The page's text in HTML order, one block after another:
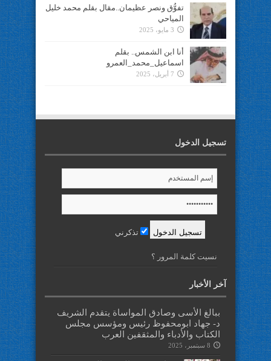
تفوُّق ونصر عظيمان..مقال بقلم محمد خليل
المياحي
3 مايو، 2025
أنا ابن الشمس.. بقلم
اسماعيل_محمد_العمرو
7 أبريل، 2025
تسجيل الدخول
تذكرني
نسيت كلمة المرور ؟
آخر الأخبار
ببالغ الأسى وصادق المواساة يتقدم الشريف
د- جهاد ابومحفوظ رئيس ومؤسس مجلس
الكتاب والأدباء والمثقفين العرب
8 سبتمبر، 2025